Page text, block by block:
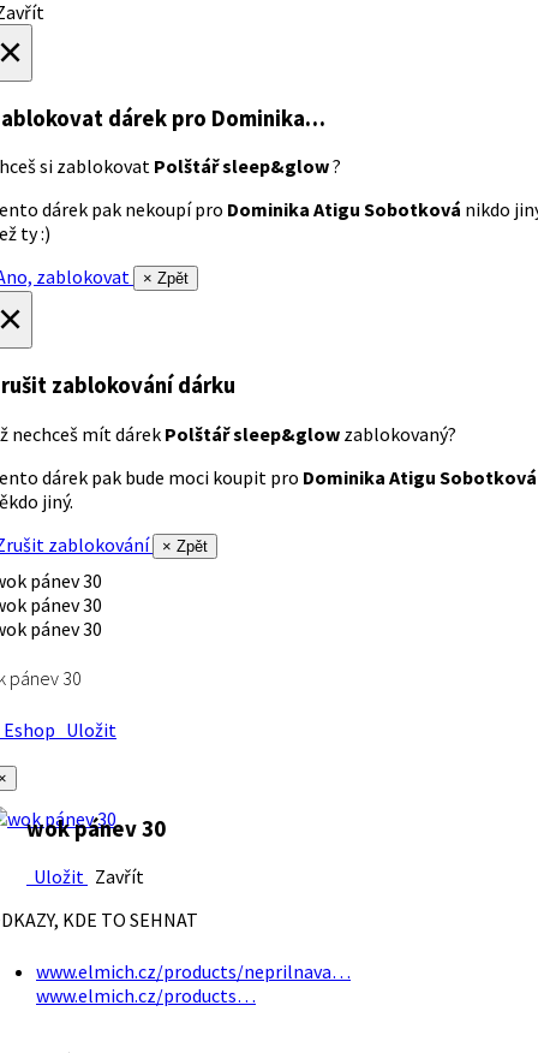
dárek pro Dominika…
si zablokovat Polštář sleep&glow?
dárek pak nekoupí pro Dominika Atigu Sobotková nikdo
ty :)
zablokovat
× Zpět
zablokování dárku
nechceš mít dárek Polštář sleep&glow zablokovaný?
dárek pak bude moci koupit pro Dominika Atigu Sobotková
jiný.
zablokování
× Zpět
pánev 30
Uložit
wok pánev 30
Uložit Zavřít
KDE TO SEHNAT
www.elmich.cz/products/neprilnava…
www.elmich.cz/products…